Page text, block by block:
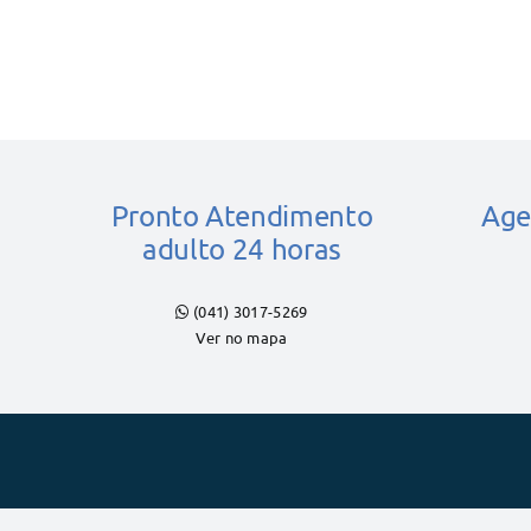
Pronto Atendimento
adulto 24 horas
(041) 3017-5269
Ver no mapa